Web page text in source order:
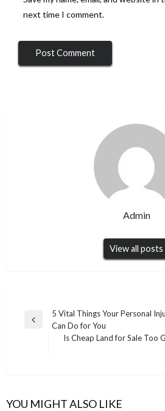
next time I comment.
Admin
View all posts
Post
navigation
Previous
5 Vital Things Your Personal
Can Do for You
Is Cheap Land for Sale Too
YOU MIGHT ALSO LIKE